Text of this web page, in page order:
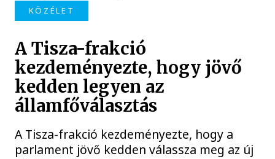
KÖZÉLET
A Tisza-frakció
kezdeményezte, hogy jövő
kedden legyen az
államfőválasztás
A Tisza-frakció kezdeményezte, hogy a
parlament jövő kedden válassza meg az új